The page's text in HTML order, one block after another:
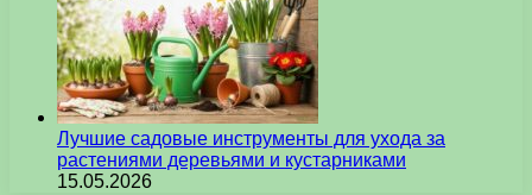
Лучшие садовые инструменты для ухода за
растениями деревьями и кустарниками
15.05.2026